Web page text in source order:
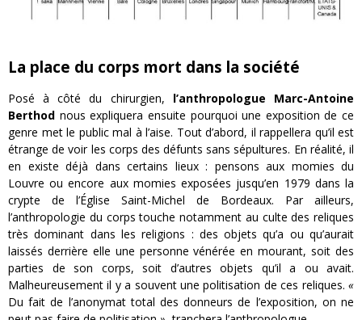
La place du corps mort dans la société
Posé à côté du chirurgien, l’anthropologue
Marc-Antoine
Berthod nous expliquera ensuite pourquoi une exposition de ce
genre met le public mal à l’aise. Tout d’abord, il rappellera qu’il est
étrange de voir les corps des défunts sans sépultures. En réalité, il
en existe déjà dans certains lieux : pensons aux momies du
Louvre ou encore aux momies exposées jusqu’en 1979 dans la
crypte de l’Église Saint-Michel de Bordeaux. Par ailleurs,
l’anthropologie du corps touche notamment au culte des reliques
très dominant dans les religions : des objets qu’a ou qu’aurait
laissés derrière elle une personne vénérée en mourant, soit des
parties de son corps, soit d’autres objets qu’il a ou avait.
Malheureusement il y a souvent une politisation de ces reliques. «
Du fait de l’anonymat total des donneurs de l’exposition, on ne